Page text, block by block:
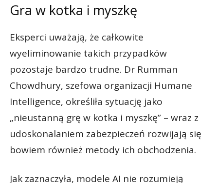
Gra w kotka i myszkę
Eksperci uważają, że całkowite
wyeliminowanie takich przypadków
pozostaje bardzo trudne. Dr Rumman
Chowdhury, szefowa organizacji Humane
Intelligence, określiła sytuację jako
„nieustanną grę w kotka i myszkę” – wraz z
udoskonalaniem zabezpieczeń rozwijają się
bowiem również metody ich obchodzenia.
Jak zaznaczyła, modele AI nie rozumieją